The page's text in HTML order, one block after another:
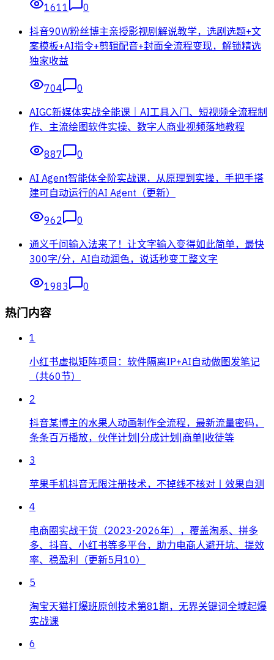
1611
0
抖音90W粉丝博主亲授影视剧解说教学，选剧选题+文
案模板+AI指令+剪辑配音+封面全流程变现，解锁精选
独家收益
704
0
AIGC新媒体实战全能课｜AI工具入门、短视频全流程制
作、主流绘图软件实操、数字人商业视频落地教程
887
0
AI Agent智能体全阶实战课，从原理到实操，手把手搭
建可自动运行的AI Agent（更新）
962
0
通义千问输入法来了！让文字输入变得如此简单，最快
300字/分，AI自动润色，说话秒变工整文字
1983 0
热门内容
1
小红书虚拟矩阵项目：软件隔离IP+AI自动做图发笔记
（共60节）
2
抖音某博主的水果人动画制作全流程，最新流量密码，
条条百万播放，伙伴计划|分成计划|商单|收徒等
3
苹果手机抖音无限注册技术，不掉线不核对丨效果自测
4
电商圈实战干货（2023-2026年），覆盖淘系、拼多
多、抖音、小红书等多平台，助力电商人避开坑、提效
率、稳盈利（更新5月10）
5
淘宝天猫打爆班原创技术第81期，无界关键词全域起爆
实战课
6